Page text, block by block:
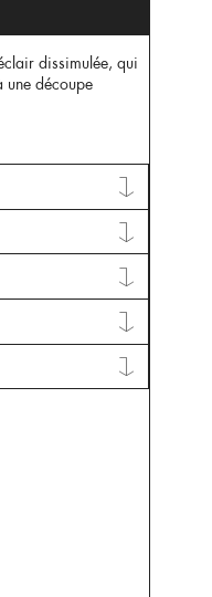
dissimulée, qui
une découpe